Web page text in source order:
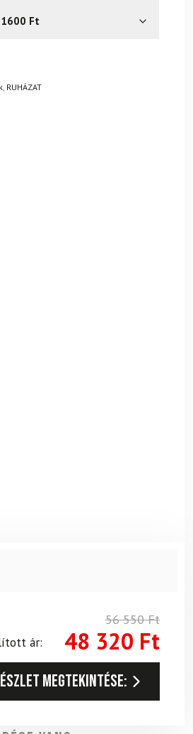
1600 Ft
visszaküldheti 14
, RUHÁZAT
56 550Ft
ár:
48 320 Ft
megtekintése: